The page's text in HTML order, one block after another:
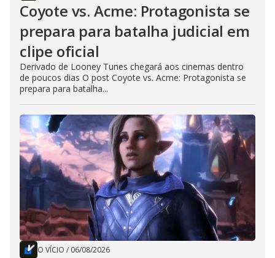
Coyote vs. Acme: Protagonista se
prepara para batalha judicial em
clipe oficial
Derivado de Looney Tunes chegará aos cinemas dentro
de poucos dias O post Coyote vs. Acme: Protagonista se
prepara para batalha...
O VÍCIO / 06/08/2026